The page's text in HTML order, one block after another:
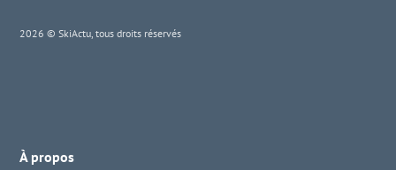
2026 © SkiActu, tous droits réservés
À propos